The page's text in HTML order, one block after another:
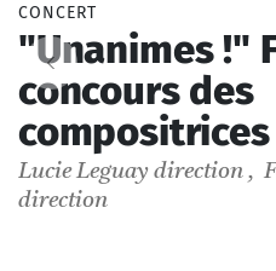
CONCERT
"Unanimes !"
concours des
compositrices
Lucie Leguay direction ,
direction